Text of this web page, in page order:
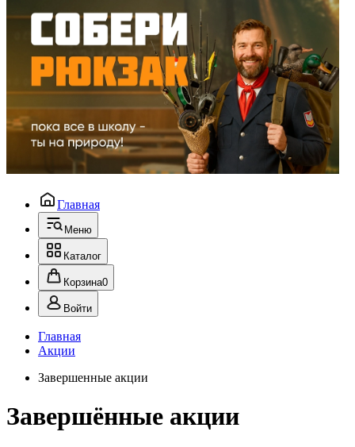
Главная
Меню
Каталог
Корзина0
Войти
Главная
Акции
Завершенные акции
Завершённые акции